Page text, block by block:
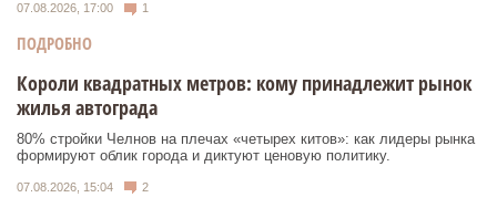
07.08.2026, 17:00 1
ПОДРОБНО
Короли квадратных метров: кому принадлежит рынок
жилья автограда
80% стройки Челнов на плечах «четырех китов»: как лидеры рынка
формируют облик города и диктуют ценовую политику.
07.08.2026, 15:04 2